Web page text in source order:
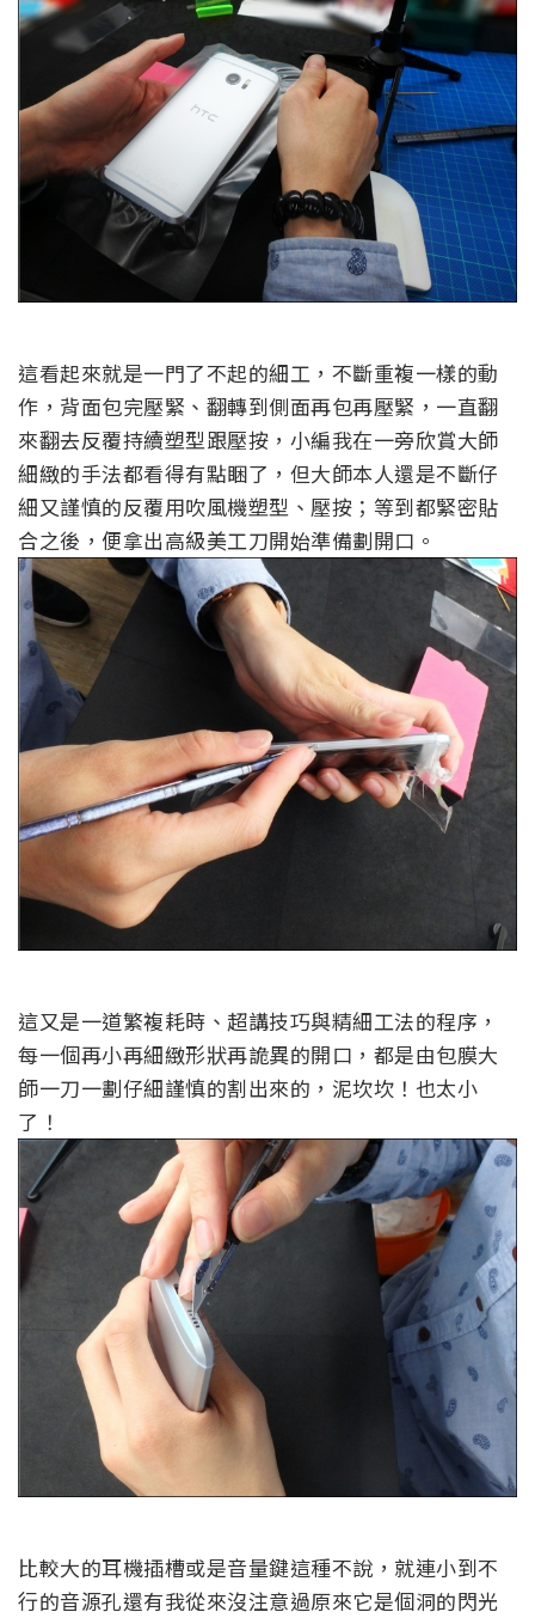
這看起來就是一門了不起的細工，不斷重複一樣的動
作，背面包完壓緊、翻轉到側面再包再壓緊，一直翻
來翻去反覆持續塑型跟壓按，小編我在一旁欣賞大師
細緻的手法都看得有點睏了，但大師本人還是不斷仔
細又謹慎的反覆用吹風機塑型、壓按；等到都緊密貼
合之後，便拿出高級美工刀開始準備劃開口。
這又是一道繁複耗時、超講技巧與精細工法的程序，
每一個再小再細緻形狀再詭異的開口，都是由包膜大
師一刀一劃仔細謹慎的割出來的，泥坎坎！也太小
了！
比較大的耳機插槽或是音量鍵這種不說，就連小到不
行的音源孔還有我從來沒注意過原來它是個洞的閃光